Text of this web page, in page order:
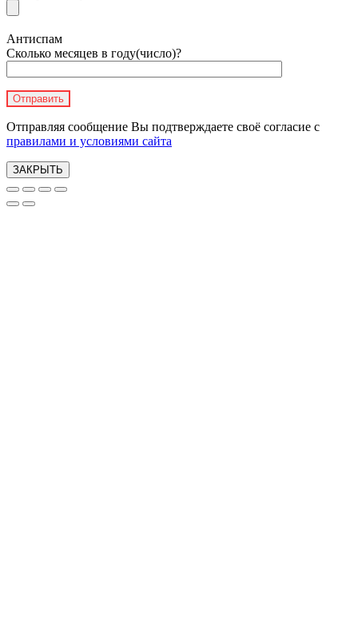
Антиспам
Сколько месяцев в году(число)?
Отправляя сообщение Вы подтверждаете своё согласие с
правилами и условиями сайта
ЗАКРЫТЬ